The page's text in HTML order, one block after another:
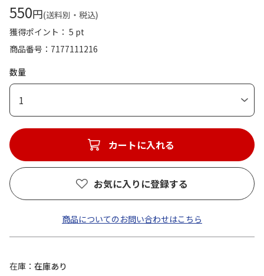
550円(送料別・税込)
獲得ポイント： 5 pt
商品番号
7177111216
数量
1
カートに入れる
お気に入りに登録する
商品についてのお問い合わせはこちら
在庫
在庫あり